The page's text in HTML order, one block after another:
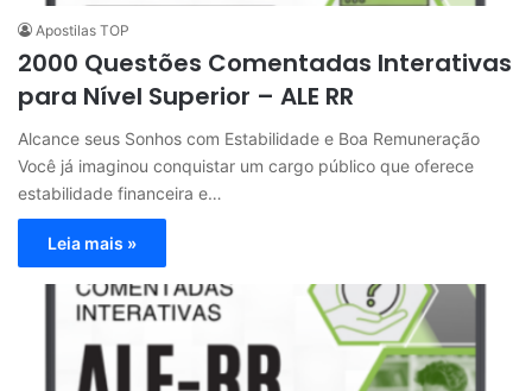
Apostilas TOP
2000 Questões Comentadas Interativas
para Nível Superior – ALE RR
Alcance seus Sonhos com Estabilidade e Boa Remuneração
Você já imaginou conquistar um cargo público que oferece
estabilidade financeira e…
Leia mais »